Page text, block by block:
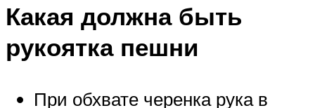
Какая должна быть
рукоятка пешни
При обхвате черенка рука в